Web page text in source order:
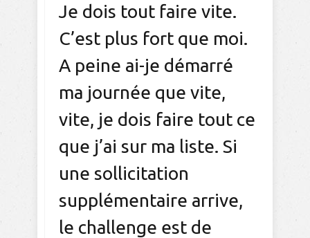
Je dois tout faire vite.
C’est plus fort que moi.
A peine ai-je démarré
ma journée que vite,
vite, je dois faire tout ce
que j’ai sur ma liste. Si
une sollicitation
supplémentaire arrive,
le challenge est de